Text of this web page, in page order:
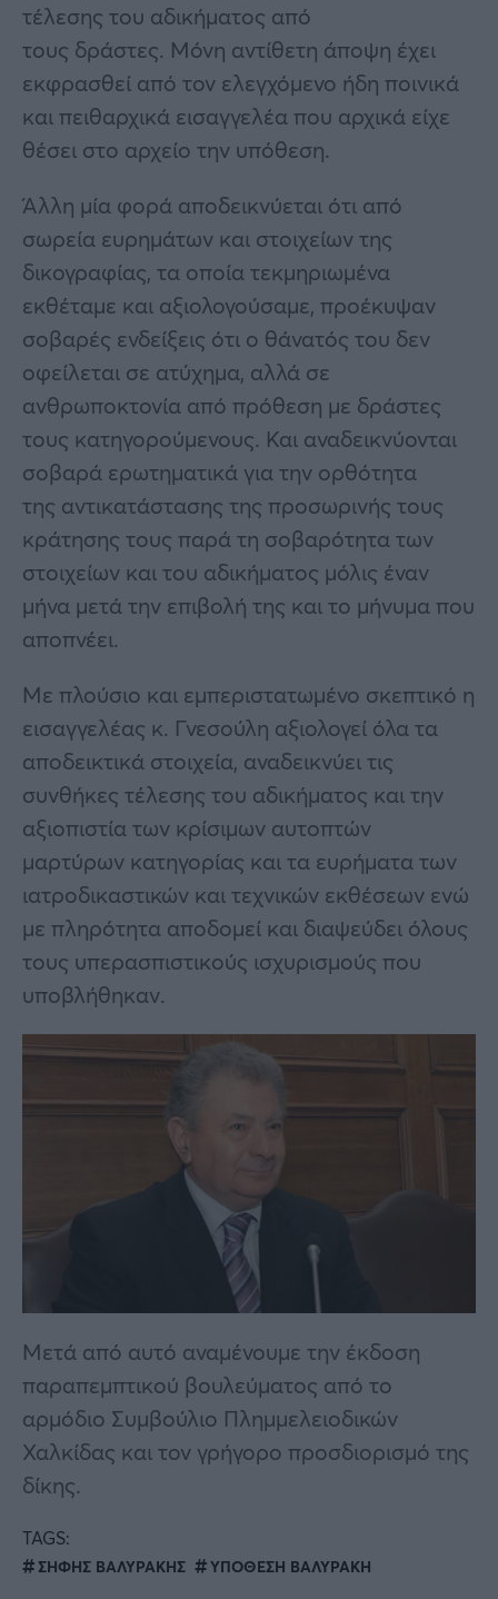
τέλεσης του αδικήματος από
τους δράστες. Μόνη αντίθετη άποψη έχει
εκφρασθεί από τον ελεγχόμενο ήδη ποινικά
και πειθαρχικά εισαγγελέα που αρχικά είχε
θέσει στο αρχείο την υπόθεση.
Άλλη μία φορά αποδεικνύεται ότι από
σωρεία ευρημάτων και στοιχείων της
δικογραφίας, τα οποία τεκμηριωμένα
εκθέταμε και αξιολογούσαμε, προέκυψαν
σοβαρές ενδείξεις ότι ο θάνατός του δεν
οφείλεται σε ατύχημα, αλλά σε
ανθρωποκτονία από πρόθεση με δράστες
τους κατηγορούμενους. Και αναδεικνύονται
σοβαρά ερωτηματικά για την ορθότητα
της αντικατάστασης της προσωρινής τους
κράτησης τους παρά τη σοβαρότητα των
στοιχείων και του αδικήματος μόλις έναν
μήνα μετά την επιβολή της και το μήνυμα που
αποπνέει.
Με πλούσιο και εμπεριστατωμένο σκεπτικό η
εισαγγελέας κ. Γνεσούλη αξιολογεί όλα τα
αποδεικτικά στοιχεία, αναδεικνύει τις
συνθήκες τέλεσης του αδικήματος και την
αξιοπιστία των κρίσιμων αυτοπτών
μαρτύρων κατηγορίας και τα ευρήματα των
ιατροδικαστικών και τεχνικών εκθέσεων ενώ
με πληρότητα αποδομεί και διαψεύδει όλους
τους υπερασπιστικούς ισχυρισμούς που
υποβλήθηκαν.
Μετά από αυτό αναμένουμε την έκδοση
παραπεμπτικού βουλεύματος από το
αρμόδιο Συμβούλιο Πλημμελειοδικών
Χαλκίδας και τον γρήγορο προσδιορισμό της
δίκης.
TAGS:
ΣΗΦΗΣ ΒΑΛΥΡΑΚΗΣ ΥΠΟΘΕΣΗ ΒΑΛΥΡΑΚΗ